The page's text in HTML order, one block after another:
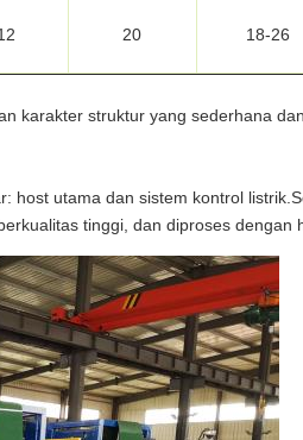
20 18-26
karakter struktur yang sederhana
host utama dan sistem kontrol
tinggi, dan diproses dengan